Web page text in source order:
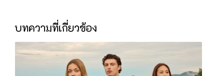
บทความที่เกี่ยวข้อง